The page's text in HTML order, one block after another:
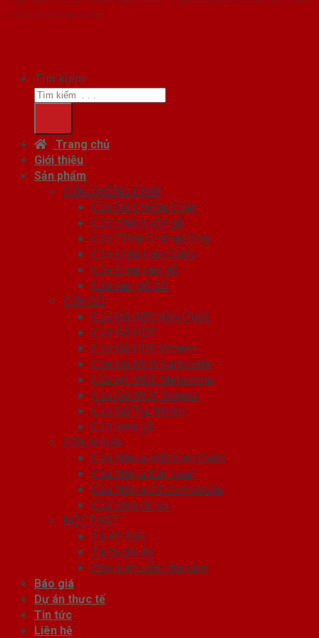
vị chủ quản SaigonDoor
Tìm kiếm:
Trang chủ
Giới thiệu
Sản phẩm
CỬA CHỐNG CHÁY
Cửa Gỗ Chống Cháy
Cửa nhôm vân gỗ
Cửa Thép Chống Cháy
Cửa thép Hàn Quốc
Cửa thép vân gỗ
Cửa vân gỗ 5D
CỬA GỖ
Cửa Gỗ ABS Hàn Quốc
Cửa Gỗ HDF
Cửa Gỗ HDF Veneer
Cửa Gỗ MDF Laminate
Cửa gỗ MDF Melamine
Cửa Gỗ MDF Veneer
Cửa Gỗ Tự Nhiên
Cửa vòm gỗ
CỬA NHỰA
Cửa Nhựa ABS Hàn Quốc
Cửa Nhựa Đài Loan
Cửa Nhựa Gỗ Composite
Cửa vòm nhựa
NỘI THẤT
Tủ Kệ Bếp
Tủ Quần Áo
Phụ kiện cửa nhà tắm
Báo giá
Dự án thực tế
Tin tức
Liên hệ